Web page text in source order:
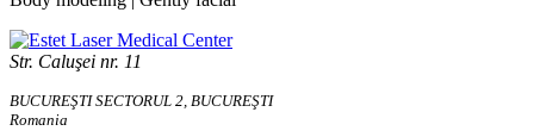
Str. Caluşei nr. 11
BUCUREŞTI SECTORUL 2, BUCUREŞTI
Romania